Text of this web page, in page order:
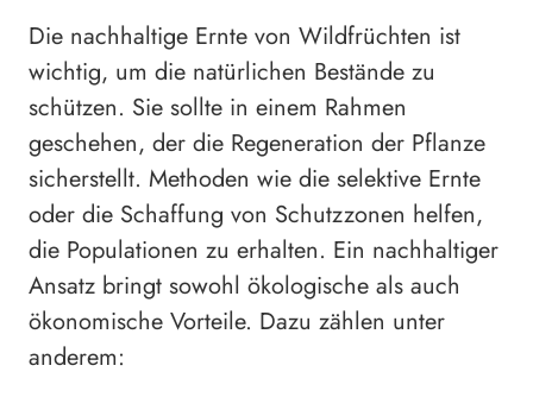
Die nachhaltige Ernte von Wildfrüchten ist
wichtig, um die natürlichen Bestände zu
schützen. Sie sollte in einem Rahmen
geschehen, der die Regeneration der Pflanze
sicherstellt. Methoden wie die selektive Ernte
oder die Schaffung von Schutzzonen helfen,
die Populationen zu erhalten. Ein nachhaltiger
Ansatz bringt sowohl ökologische als auch
ökonomische Vorteile. Dazu zählen unter
anderem: